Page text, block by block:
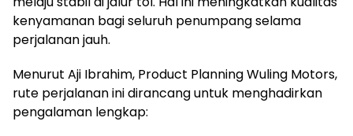
kenyamanan bagi seluruh penumpang selama
perjalanan jauh.
Menurut Aji Ibrahim, Product Planning Wuling Motors,
rute perjalanan ini dirancang untuk menghadirkan
pengalaman lengkap: